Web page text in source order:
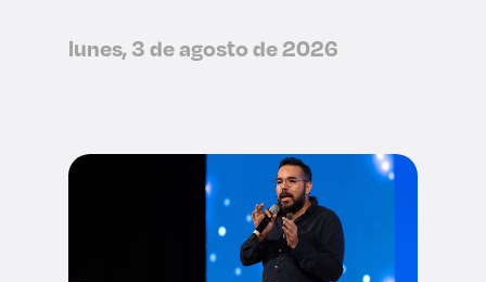
lunes, 3 de agosto de 2026